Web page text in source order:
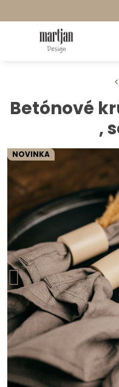
NOVINKA
Betónové
,